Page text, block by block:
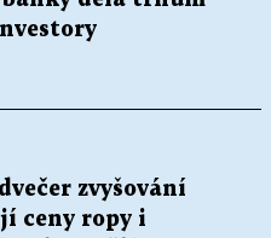
zvyšování
ceny ropy i